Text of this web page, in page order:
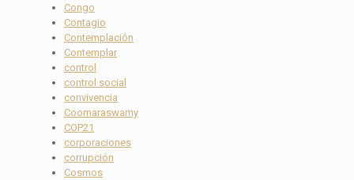
Congo
Contagio
Contemplación
Contemplar
control
control social
convivencia
Coomaraswamy
COP21
corporaciones
corrupción
Cosmos